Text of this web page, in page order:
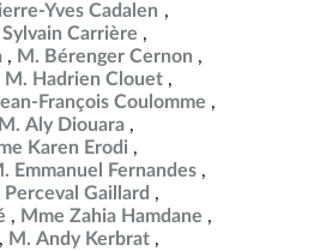
Yves Cadalen
Sylvain Carrière
M. Bérenger Cernon
M. Hadrien Clouet
François Coulomme
M. Aly Diouara
Karen Erodi
Emmanuel Fernandes
Perceval Gaillard
Mme Zahia Hamdane
M. Andy Kerbrat